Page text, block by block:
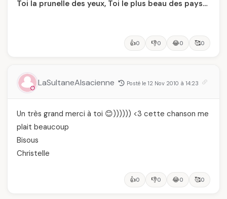
Toi la prunelle des yeux, Toi le plus beau des pays…
👍0 👎0 😂0 🥰0
LaSultaneAlsacienne Posté le 12 Nov 2010 à 14:23
Un très grand merci à toi 😊)))))) <3 cette chanson me
plait beaucoup
Bisous
Christelle
👍0 👎0 😂0 🥰0